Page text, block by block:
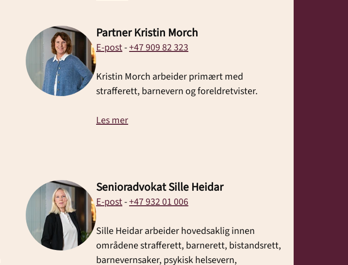
Partner Kristin Morch
E-post-+47 909 82 323
Kristin Morch arbeider primært med
strafferett, barnevern og foreldretvister.
Les mer
Senioradvokat Sille Heidar
E-post-+47 932 01 006
Sille Heidar arbeider hovedsaklig innen
områdene strafferett, barnerett, bistandsrett,
barnevernsaker, psykisk helsevern,